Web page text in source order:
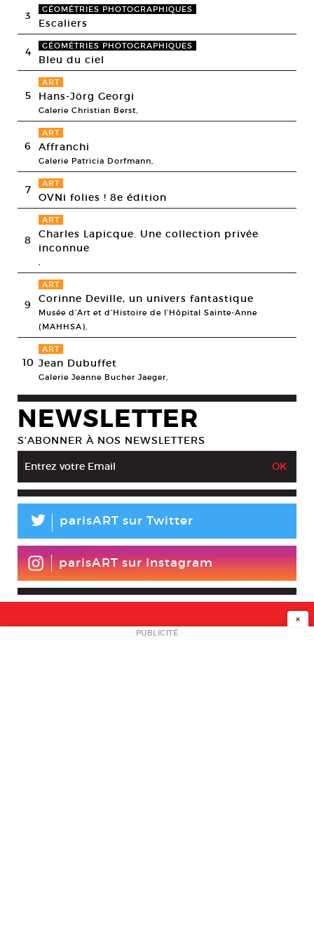
3 GÉOMÉTRIES PHOTOGRAPHIQUES
Escaliers
4 GÉOMÉTRIES PHOTOGRAPHIQUES
Bleu du ciel
5
ART
Hans-Jörg Georgi
Galerie Christian Berst,
6
ART
Affranchi
Galerie Patricia Dorfmann,
7 ART
OVNi folies ! 8e édition
8
ART
Charles Lapicque. Une collection privée
inconnue
,
9
ART
Corinne Deville, un univers fantastique
Musée d’Art et d’Histoire de l’Hôpital Sainte-Anne
(MAHHSA),
10
ART
Jean Dubuffet
Galerie Jeanne Bucher Jaeger,
NEWSLETTER
S’ABONNER À NOS NEWSLETTERS
L parisART sur Twitter
parisART sur Instagram
NEWSLETTER
×
PUBLICITÉ